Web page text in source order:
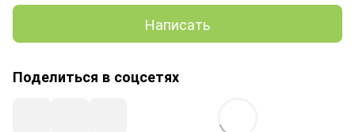
Написать
Поделиться в соцсетях